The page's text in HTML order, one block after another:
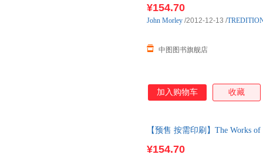
¥154.70
中图图书旗舰店
John Morley /2012-12-13 /
加入购物车 收藏
【预售 按需印刷】The Works
¥154.70